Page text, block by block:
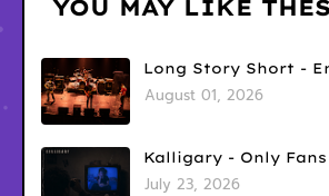
YOU MAY LIKE
Long Story Short -
August 01, 2026
Kalligary - Only Fans
July 23, 2026